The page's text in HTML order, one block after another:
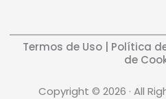
Termos de Uso | Política
de
Copyright © 2026 · All